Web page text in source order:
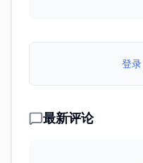
登录
最新评论